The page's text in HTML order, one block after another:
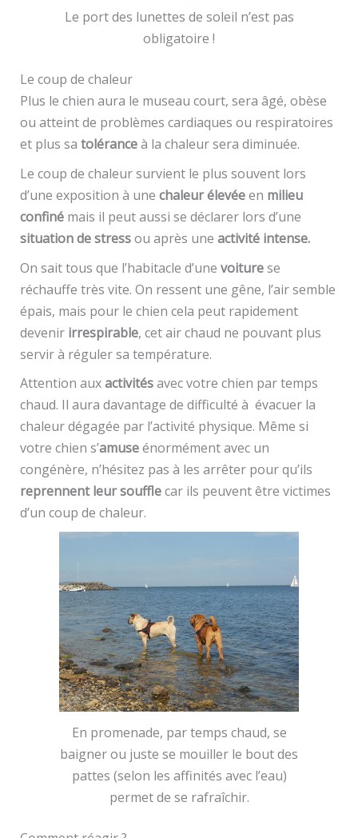
Le port des lunettes de soleil n’est pas
obligatoire !
Le coup de chaleur
Plus le chien aura le museau court, sera âgé, obèse
ou atteint de problèmes cardiaques ou respiratoires
et plus sa toléranceà la chaleur sera diminuée.
Le coup de chaleur survient le plus souvent lors
d’une exposition à une chaleur élevéeen milieu
confinémais il peut aussi se déclarer lors d’une
situation de stressou après une activité intense.
On sait tous que l’habitacle d’une voiturese
réchauffe très vite. On ressent une gêne, l’air semble
épais, mais pour le chien cela peut rapidement
devenir irrespirable, cet air chaud ne pouvant plus
servir à réguler sa température.
Attention auxactivitésavec votre chien par temps
chaud. Il aura davantage de difficulté à évacuer la
chaleur dégagée par l’activité physique. Même si
votre chien s’amuseénormément avec un
congénère, n’hésitez pas à les arrêter pour qu’ils
reprennent leur soufflecar ils peuvent être victimes
d’un coup de chaleur.
En promenade, par temps chaud, se
baigner ou juste se mouiller le bout des
pattes (selon les affinités avec l’eau)
permet de se rafraîchir.